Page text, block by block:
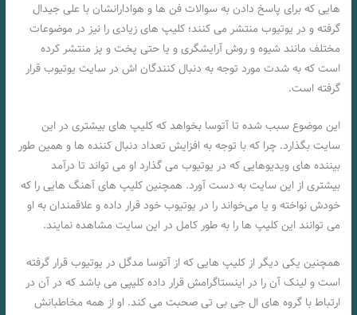
هایی که برای پاسخ دادن به سوالات فن ها و هوادارانشان با علی جیدال
گرفته و در یوتیوب منتشر می کنند؛ کلیپ های زیادی را نیز در موضوعات
مختلف مانند شیوه و روش آرایشگری و یا حتی پخت و پز منتشر کرده
است که به شدت مورد توجه به دنبال کنندگان اش در سایت یوتیوب قرار
گرفته است.
این موضوع سبب شده تا آتوسا بخواهد که کلیپ های بیشتری در این
سایت بگذارد. چرا که با توجه به افزایش تعداد دنبال کننده ها و همین طور
بیننده های ویدیوهایی که در یوتیوب می گذارد او می تواند تا درآمد
بیشتری از این سایت به دست آورد. همچنین کلیپ های آهنگ هایی را که
خودش نواخته و یا می‌خواند را در یوتیوب خود قرار داده و علاقمندان به او
می توانند این کلیپ ها را به طور کامل در این سایت مشاهده نمایند.
همچنین یکی دیگر از کلیپ هایی که از آتوسا مدگل در یوتیوب قرار گرفته
است و لینک آن را در اینستاگرامش قرار داده کلیپی می باشد که در آن در
ارتباط با گروه های ال جی بی تی صحبت می‌ کند. او از همه مخاطبانش